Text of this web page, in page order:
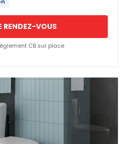
RENDEZ-VOUS
CB sur place